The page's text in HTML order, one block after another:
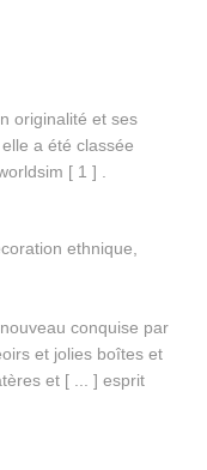
originalité et ses
a été classée
[ 1 ] .
conquise par
et jolies boîtes et
et [ ... ] esprit